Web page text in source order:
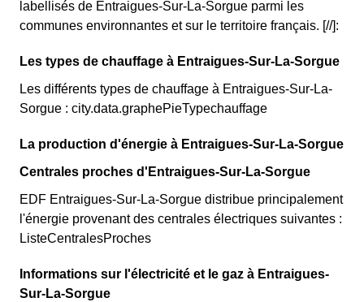
labellisés de Entraigues-Sur-La-Sorgue parmi les
communes environnantes et sur le territoire français. [//]:
Les types de chauffage à Entraigues-Sur-La-Sorgue
Les différents types de chauffage à Entraigues-Sur-La-
Sorgue : city.data.graphePieTypechauffage
La production d'énergie à Entraigues-Sur-La-Sorgue
Centrales proches d'Entraigues-Sur-La-Sorgue
EDF Entraigues-Sur-La-Sorgue distribue principalement
l'énergie provenant des centrales électriques suivantes :
ListeCentralesProches
Informations sur l'électricité et le gaz à Entraigues-
Sur-La-Sorgue